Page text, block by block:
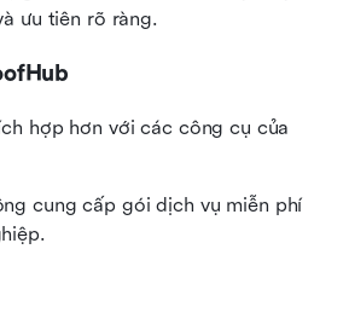
ưu tiên rõ ràng.
hợp hơn với các công cụ của
cung cấp gói dịch vụ miễn phí